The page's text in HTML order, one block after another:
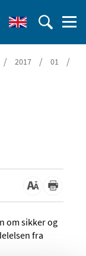
/ 2017 / 01 /
om sikker og
fra